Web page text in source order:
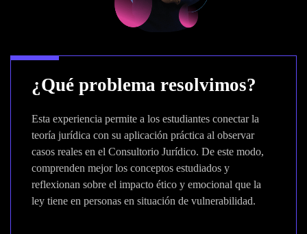
¿Qué problema resolvimos?
Esta experiencia permite a los estudiantes conectar la
teoría jurídica con su aplicación práctica al observar
casos reales en el Consultorio Jurídico. De este modo,
comprenden mejor los conceptos estudiados y
reflexionan sobre el impacto ético y emocional que la
ley tiene en personas en situación de vulnerabilidad.